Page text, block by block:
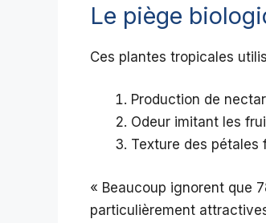
Le piège
Ces plantes tropicales
Production de
Odeur imitant les
Texture des pétales
« Beaucoup ignorent que
particulièrement